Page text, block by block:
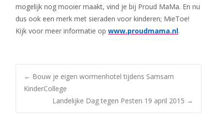
mogelijk nog mooier maakt, vind je bij Proud MaMa. En nu
dus ook een merk met sieraden voor kinderen; MieToe!
Kijk voor meer informatie op www.proudmama.nl.
Bericht
navigatie
← Bouw je eigen wormenhotel tijdens Samsam
KinderCollege
Landelijke Dag tegen Pesten 19 april 2015 →